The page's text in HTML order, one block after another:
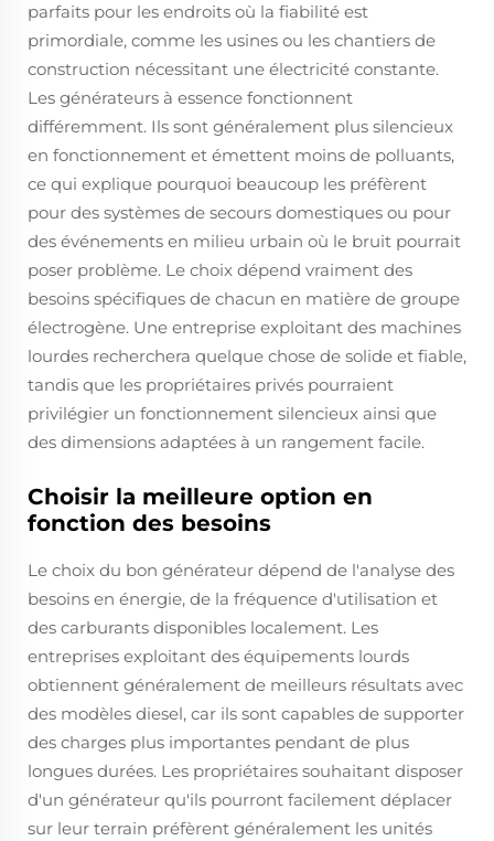
parfaits pour les endroits où la fiabilité est
primordiale, comme les usines ou les chantiers de
construction nécessitant une électricité constante.
Les générateurs à essence fonctionnent
différemment. Ils sont généralement plus silencieux
en fonctionnement et émettent moins de polluants,
ce qui explique pourquoi beaucoup les préfèrent
pour des systèmes de secours domestiques ou pour
des événements en milieu urbain où le bruit pourrait
poser problème. Le choix dépend vraiment des
besoins spécifiques de chacun en matière de groupe
électrogène. Une entreprise exploitant des machines
lourdes recherchera quelque chose de solide et fiable,
tandis que les propriétaires privés pourraient
privilégier un fonctionnement silencieux ainsi que
des dimensions adaptées à un rangement facile.
Choisir la meilleure option en
fonction des besoins
Le choix du bon générateur dépend de l'analyse des
besoins en énergie, de la fréquence d'utilisation et
des carburants disponibles localement. Les
entreprises exploitant des équipements lourds
obtiennent généralement de meilleurs résultats avec
des modèles diesel, car ils sont capables de supporter
des charges plus importantes pendant de plus
longues durées. Les propriétaires souhaitant disposer
d'un générateur qu'ils pourront facilement déplacer
sur leur terrain préfèrent généralement les unités